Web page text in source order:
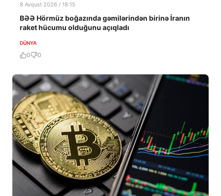
8 Avqust 2026 / 18:15
BƏƏ Hörmüz boğazında gəmilərindən birinə İranın
raket hücumu olduğunu açıqladı
DÜNYA
0 0